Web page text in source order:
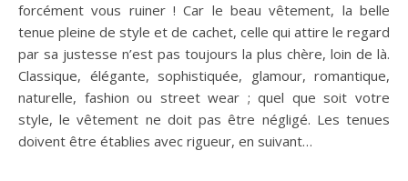
forcément vous ruiner ! Car le beau vêtement, la belle
tenue pleine de style et de cachet, celle qui attire le regard
par sa justesse n’est pas toujours la plus chère, loin de là.
Classique, élégante, sophistiquée, glamour, romantique,
naturelle, fashion ou street wear ; quel que soit votre
style, le vêtement ne doit pas être négligé. Les tenues
doivent être établies avec rigueur, en suivant…